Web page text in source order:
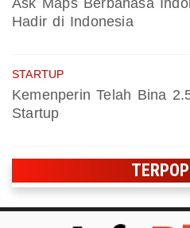
Ask Maps Berbahasa
Hadir di Indonesia
STARTUP
Kemenperin Telah Bina
Startup